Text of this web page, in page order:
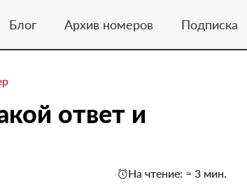
Блог Архив номеров Подписка
ответ и
На чтение: ≈ 3 мин.